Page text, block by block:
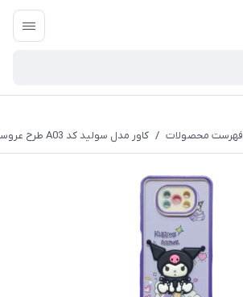
فهرست محصولات / کاور مدل سولید کد A03 طرح عروسکی مناسب برای گوشی موبایل شیائومی POCO X3